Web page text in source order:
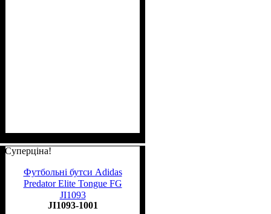
Суперціна!
Футбольні бутси Adidas
Predator Elite Tongue FG
JI1093
JI1093-1001